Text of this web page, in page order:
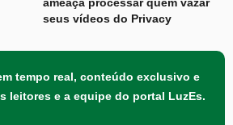
seus vídeos do Privacy
tempo real, conteúdo exclusivo e
leitores e a equipe do portal LuzEs.